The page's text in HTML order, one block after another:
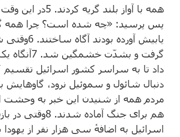
همه با آواز بلند گریه کردند. 5در این
پس پرسید: «چه شده است‌؟ چرا همه
یابیش آورده بودند آگاه ساختند. 6وقتی
گرفت و بشدّت خشمگین شد. 7آنگاه
داد تا به سراسر کشور اسرائیل تقسیم
دنبال شائول و سموئیل نرود،
مردم همه از شنیدن این خبر به وحشت
هم برای جنگ آماده شدند. 8وقتی در
اسرائیل به اضافهٔ سی هزار نفر از یهودا